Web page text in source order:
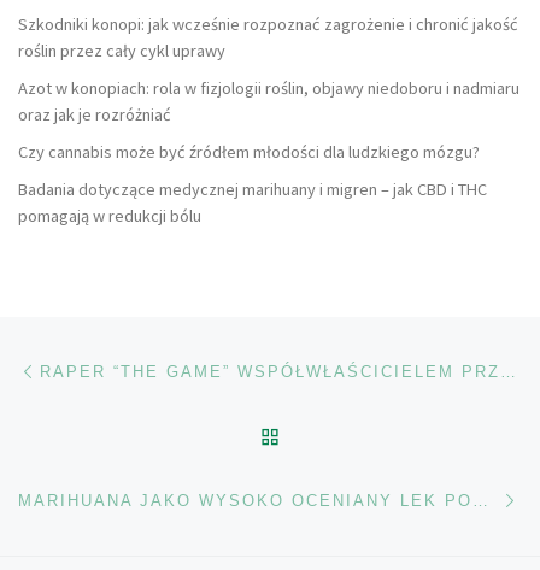
Szkodniki konopi: jak wcześnie rozpoznać zagrożenie i chronić jakość
roślin przez cały cykl uprawy
Azot w konopiach: rola w fizjologii roślin, objawy niedoboru i nadmiaru
oraz jak je rozróżniać
Czy cannabis może być źródłem młodości dla ludzkiego mózgu?
Badania dotyczące medycznej marihuany i migren – jak CBD i THC
pomagają w redukcji bólu
Nawigacja wpisu